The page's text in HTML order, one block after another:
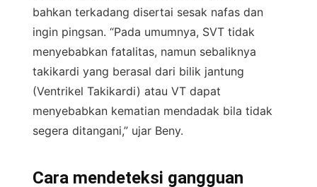
bahkan terkadang disertai sesak nafas dan
ingin pingsan. “Pada umumnya, SVT tidak
menyebabkan fatalitas, namun sebaliknya
takikardi yang berasal dari bilik jantung
(Ventrikel Takikardi) atau VT dapat
menyebabkan kematian mendadak bila tidak
segera ditangani,” ujar Beny.
Cara mendeteksi gangguan